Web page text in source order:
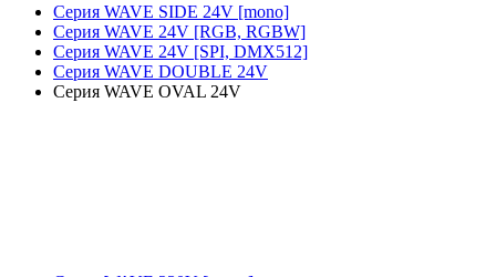
Серия WAVE SIDE 24V [mono]
Серия WAVE 24V [RGB, RGBW]
Серия WAVE 24V [SPI, DMX512]
Серия WAVE DOUBLE 24V
Серия WAVE OVAL 24V